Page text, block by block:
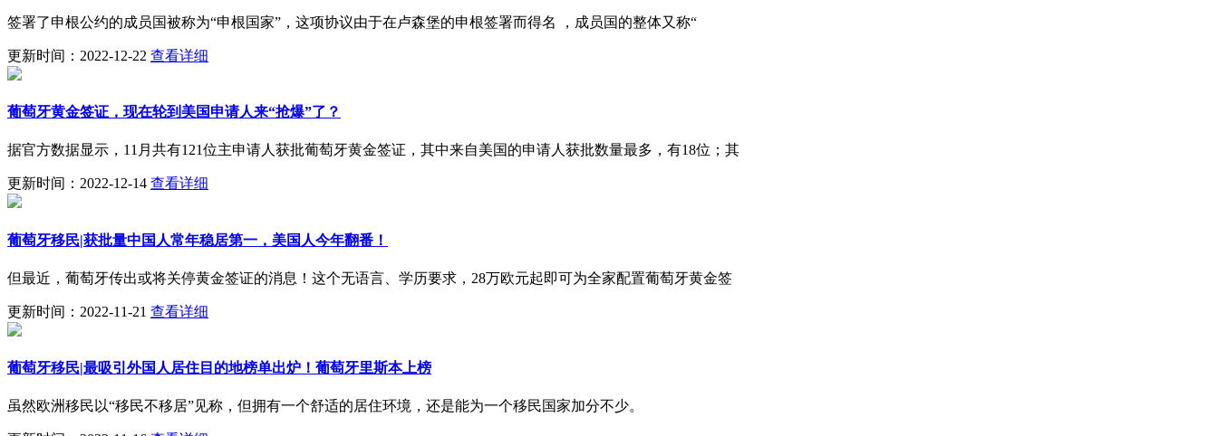
签署了申根公约的成员国被称为“申根国家”，这项协议由于在卢森堡的申根签署而得名 ，成员国的整体又称“
更新时间：2022-12-22 查看详细
葡萄牙黄金签证，现在轮到美国申请人来“抢爆”了？
据官方数据显示，11月共有121位主申请人获批葡萄牙黄金签证，其中来自美国的申请人获批数量最多，有18位；其
更新时间：2022-12-14 查看详细
葡萄牙移民|获批量中国人常年稳居第一，美国人今年翻番！
但最近，葡萄牙传出或将关停黄金签证的消息！这个无语言、学历要求，28万欧元起即可为全家配置葡萄牙黄金签
更新时间：2022-11-21 查看详细
葡萄牙移民|最吸引外国人居住目的地榜单出炉！葡萄牙里斯本上榜
虽然欧洲移民以“移民不移居”见称，但拥有一个舒适的居住环境，还是能为一个移民国家加分不少。